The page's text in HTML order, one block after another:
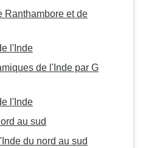
Ranthambore et de
l'Inde
de l'Inde par G
l'Inde
au sud
du nord au sud